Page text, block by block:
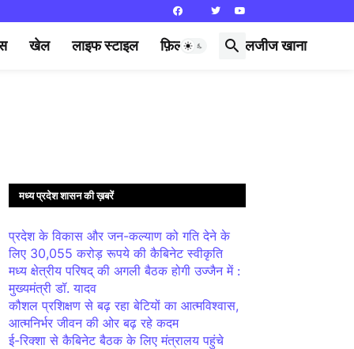
खेल लाइफ स्टाइल फ़िल्मी दुनिया लजीज खाना
मध्य प्रदेश शासन की ख़बरें
प्रदेश के विकास और जन-कल्याण को गति देने के
लिए 30,055 करोड़ रूपये की कैबिनेट स्वीकृति
मध्य क्षेत्रीय परिषद् की अगली बैठक होगी उज्जैन में :
मुख्यमंत्री डॉ. यादव
कौशल प्रशिक्षण से बढ़ रहा बेटियों का आत्मविश्वास,
आत्मनिर्भर जीवन की ओर बढ़ रहे कदम
ई-रिक्शा से कैबिनेट बैठक के लिए मंत्रालय पहुंचे